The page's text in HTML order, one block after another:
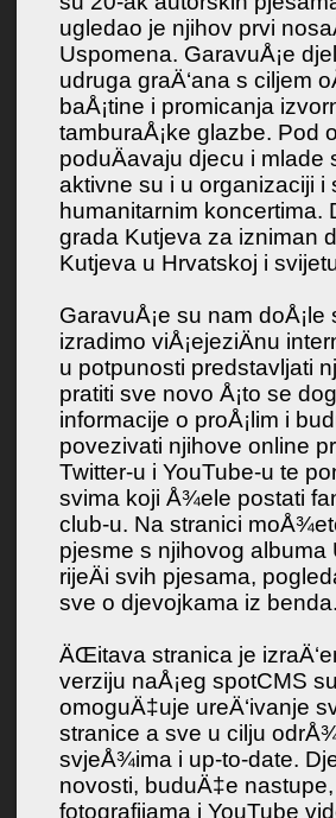
ugledao je njihov prvi
Uspomena. GaravuÅ¡e
udruga graÄ‘ana s ciljem
baÅ¡tine i promicanja
tamburaÅ¡ke glazbe. Pod
poduÄavaju djecu i
aktivne su i u organizaciji i
humanitarnim koncertima.
grada Kutjeva za izniman
Kutjeva u Hrvatskoj i
GaravuÅ¡e su nam
izradimo viÅ¡ejeziÄnu
u potpunosti predstavljati
pratiti sve novo Å¡to se
informacije o proÅ¡lim i
povezivati njihove online
Twitter-u i YouTube-u te
svima koji Å¾ele postati
club-u. Na stranici
pjesme s njihovog
rijeÄi svih pjesama,
sve o djevojkama iz benda.
ÄŒitava stranica je
verziju naÅ¡eg spotCMS
omoguÄ‡uje ureÄ‘ivanje
stranice a sve u cilju
svjeÅ¾ima i up-to-date.
novosti, buduÄ‡e
fotografijama i YouTube